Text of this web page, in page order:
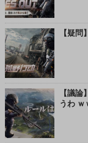
【疑問
【議
うわ ｗ